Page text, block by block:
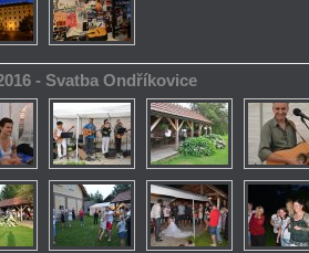
- Svatba Ondříkovice